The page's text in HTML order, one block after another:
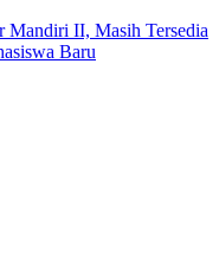
Mandiri II, Masih Tersedia
Baru